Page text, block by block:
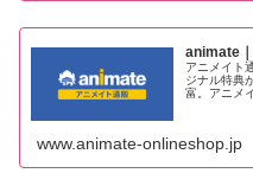
animate
アニメイト
ジナル特典
富。アニメ
www.animate-onlineshop.jp